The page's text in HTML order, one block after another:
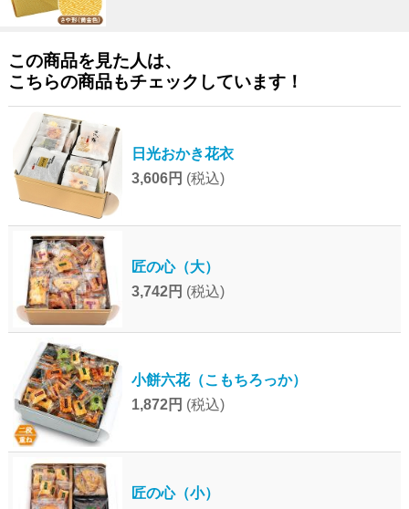
この商品を見た人は、
こちらの商品もチェックしています！
日光おかき花衣
3,606円 (税込)
匠の心（大）
3,742円 (税込)
小餅六花（こもちろっか）
1,872円 (税込)
匠の心（小）